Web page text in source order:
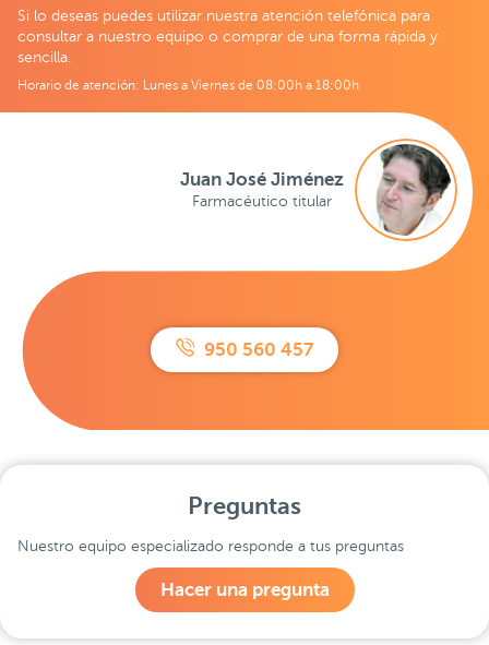
Si lo deseas puedes utilizar nuestra atención telefónica para
consultar a nuestro equipo o comprar de una forma rápida y
sencilla.
Horario de atención: Lunes a Viernes de 08:00h a 18:00h
950 560 457
Juan José Jiménez
Farmacéutico titular
Preguntas
Nuestro equipo especializado responde a tus preguntas
Hacer una pregunta